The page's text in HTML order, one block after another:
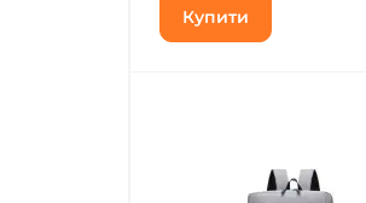
Купити